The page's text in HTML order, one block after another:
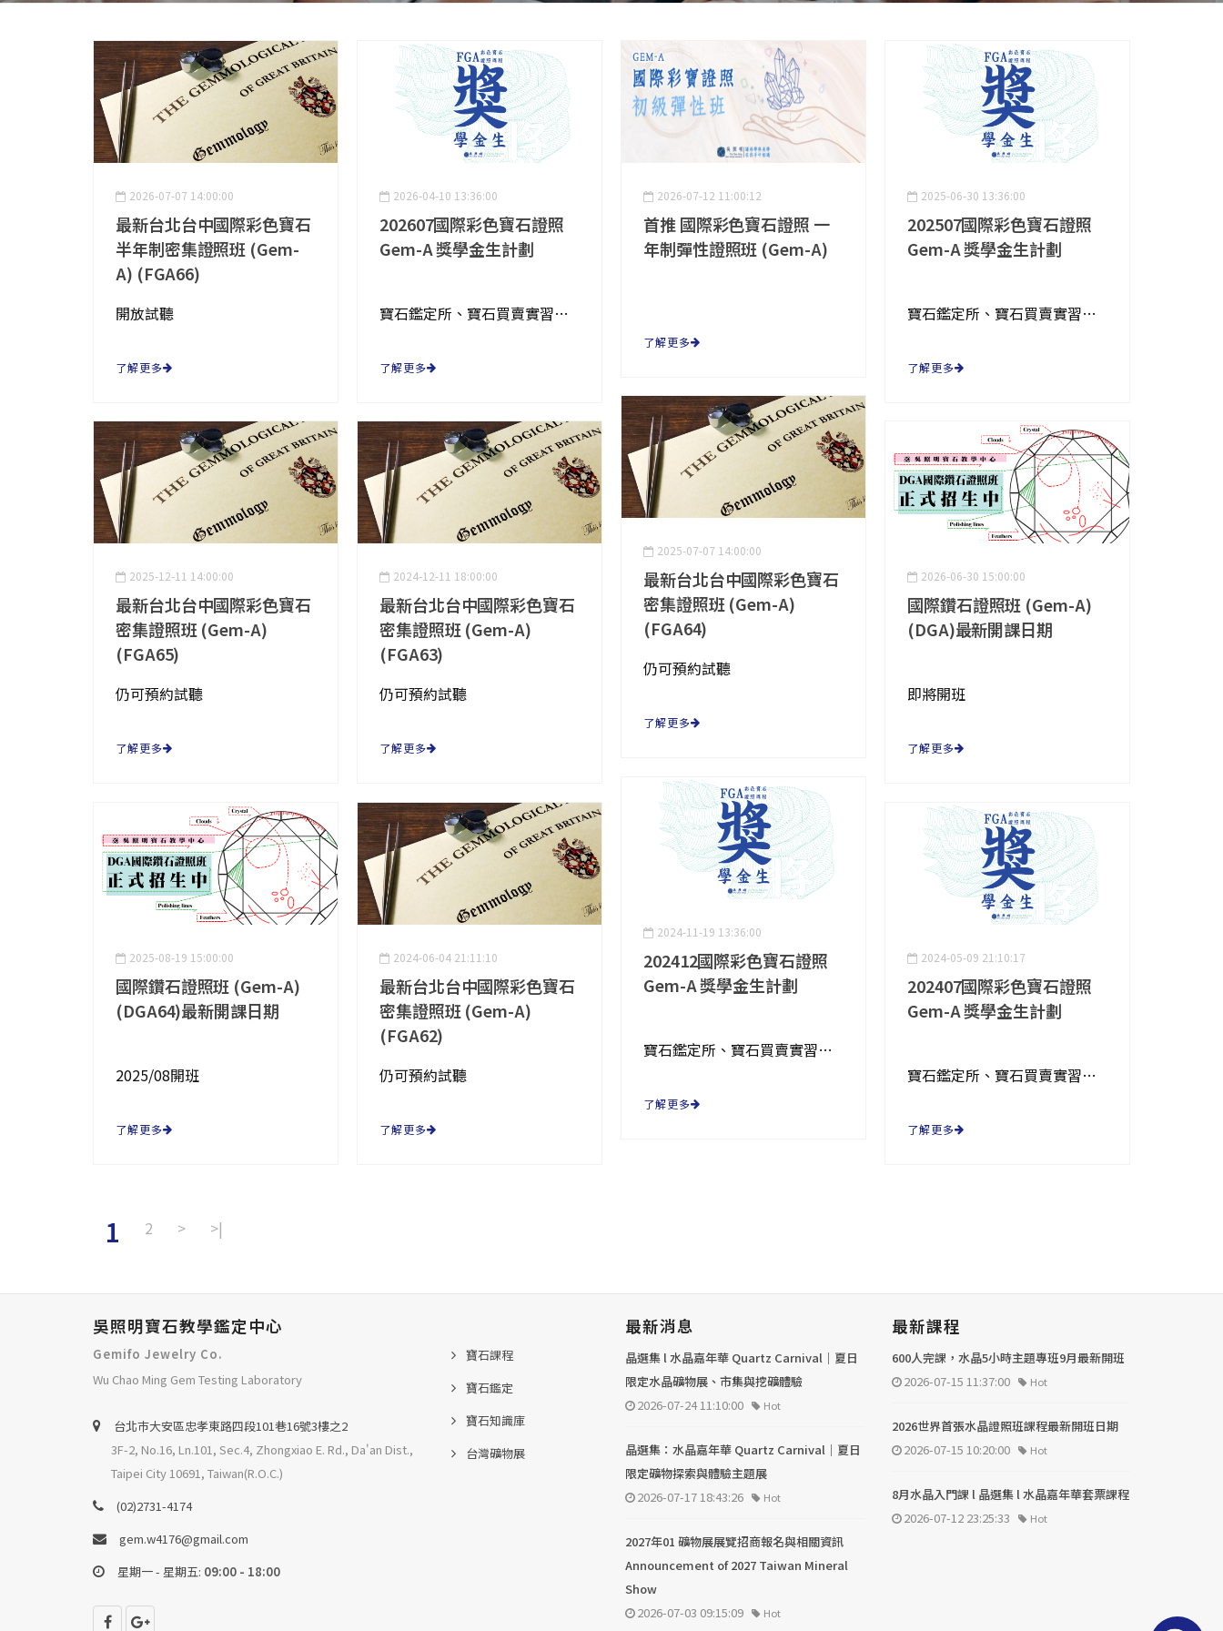
2026-07-07 14:00:00
最新台北台中國際彩色寶石
半年制密集證照班 (Gem-
A) (FGA66)
開放試聽
了解更多
2026-04-10 13:36:00
202607國際彩色寶石證照
Gem-A 獎學金生計劃
寶石鑑定所、寶石買賣實習機會
了解更多
2026-07-12 11:00:12
首推 國際彩色寶石證照 一
年制彈性證照班 (Gem-A)
了解更多
2025-06-30 13:36:00
202507國際彩色寶石證照
Gem-A 獎學金生計劃
寶石鑑定所、寶石買賣實習機會
了解更多
2025-07-07 14:00:00
最新台北台中國際彩色寶石
密集證照班 (Gem-A)
(FGA64)
仍可預約試聽
了解更多
2025-12-11 14:00:00
最新台北台中國際彩色寶石
密集證照班 (Gem-A)
(FGA65)
仍可預約試聽
了解更多
2024-12-11 18:00:00
最新台北台中國際彩色寶石
密集證照班 (Gem-A)
(FGA63)
仍可預約試聽
了解更多
2026-06-30 15:00:00
國際鑽石證照班 (Gem-A)
(DGA)最新開課日期
即將開班
了解更多
2024-11-19 13:36:00
202412國際彩色寶石證照
Gem-A 獎學金生計劃
寶石鑑定所、寶石買賣實習機會
了解更多
2025-08-19 15:00:00
國際鑽石證照班 (Gem-A)
(DGA64)最新開課日期
2025/08開班
了解更多
2024-06-04 21:11:10
最新台北台中國際彩色寶石
密集證照班 (Gem-A)
(FGA62)
仍可預約試聽
了解更多
2024-05-09 21:10:17
202407國際彩色寶石證照
Gem-A 獎學金生計劃
寶石鑑定所、寶石買賣實習機會
了解更多
1 2 > >|
吳照明寶石教學鑑定中心
Gemifo Jewelry Co.
Wu Chao Ming Gem Testing Laboratory
台北巿大安區忠孝東路四段101巷16號3樓之2
3F-2, No.16, Ln.101, Sec.4, Zhongxiao E. Rd., Da'an Dist.,
Taipei City 10691, Taiwan(R.O.C.)
(02)2731-4174
gem.w4176@gmail.com
星期一 - 星期五: 09:00 - 18:00
寶石課程
寶石鑑定
寶石知識庫
台灣礦物展
最新消息
晶選集 l 水晶嘉年華 Quartz Carnival｜夏日
限定水晶礦物展、市集與挖礦體驗
2026-07-24 11:10:00
Hot
晶選集：水晶嘉年華 Quartz Carnival｜夏日
限定礦物探索與體驗主題展
2026-07-17 18:43:26
Hot
2027年01 礦物展展覽招商報名與相關資訊
Announcement of 2027 Taiwan Mineral
Show
2026-07-03 09:15:09
Hot
最新課程
600人完課，水晶5小時主題專班9月最新開班
2026-07-15 11:37:00
Hot
2026世界首張水晶證照班課程最新開班日期
2026-07-15 10:20:00
Hot
8月水晶入門課 l 晶選集 l 水晶嘉年華套票課程
2026-07-12 23:25:33
Hot